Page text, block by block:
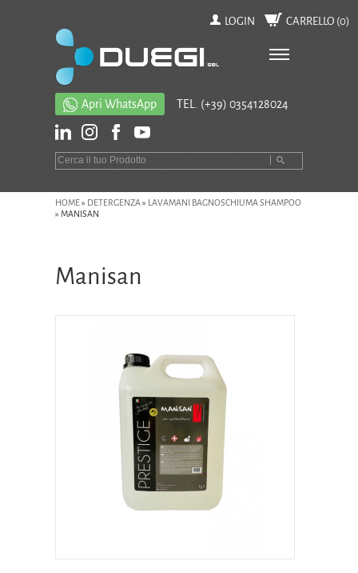
LOGIN CARRELLO (0)
Apri WhatsApp TEL. (+39) 0354128024
HOME» DETERGENZA»
LAVAMANI BAGNOSCHIUMA SHAMPOO
» MANISAN
Manisan